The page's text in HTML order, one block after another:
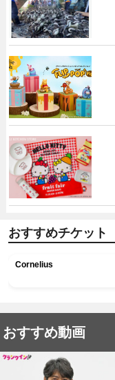
おすすめチケット
Cornelius
おすすめ動画